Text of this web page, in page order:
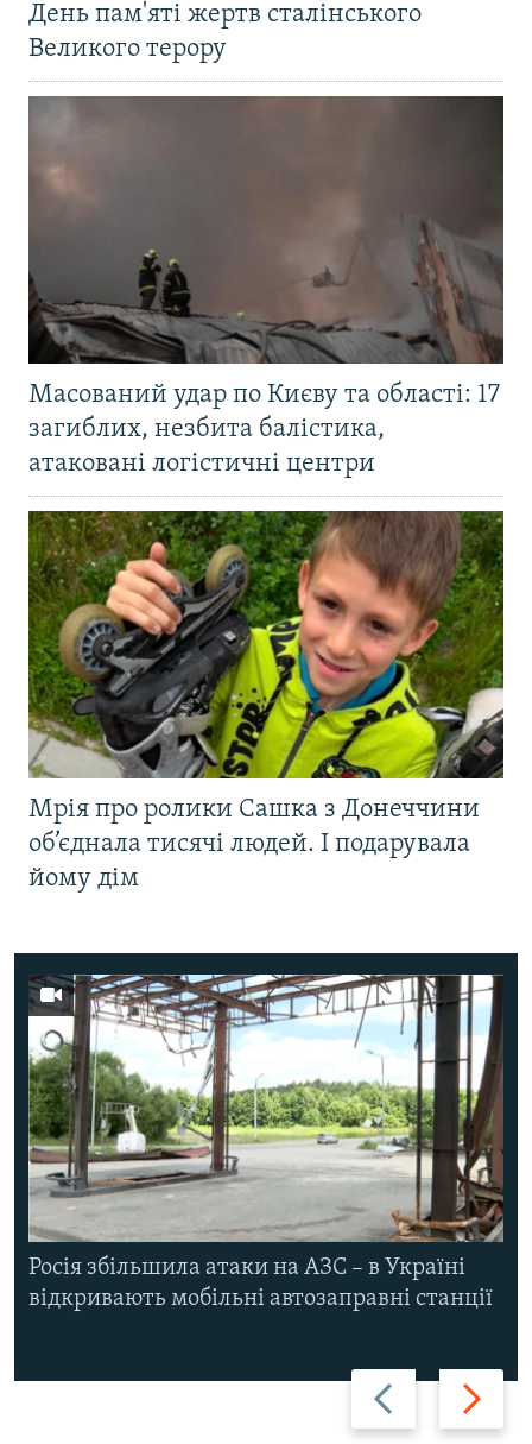
День пам'яті жертв сталінського
Великого терору
Масований удар по Києву та області: 17
загиблих, незбита балістика,
атаковані логістичні центри
Мрія про ролики Сашка з Донеччини
об’єднала тисячі людей. І подарувала
йому дім
Назад Вперед
Росія збільшила атаки на АЗС – в Україні
відкривають мобільні автозаправні станції